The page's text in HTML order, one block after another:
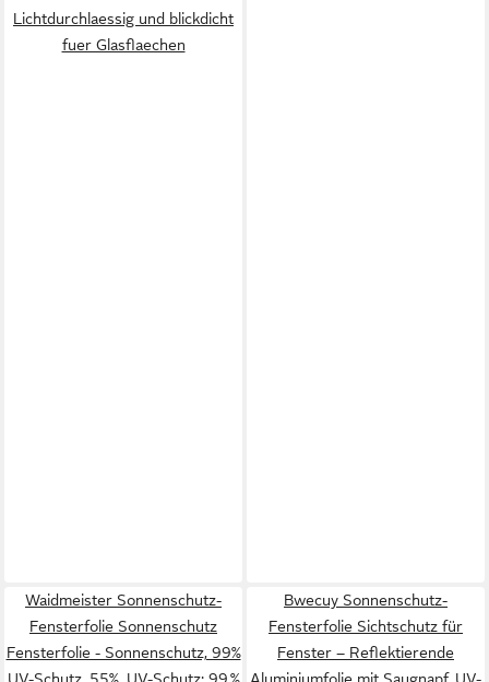
Lichtdurchlaessig und blickdicht
fuer Glasflaechen
Waidmeister Sonnenschutz-
Fensterfolie Sonnenschutz
Fensterfolie - Sonnenschutz, 99%
UV-Schutz, 55%, UV-Schutz: 99 %
Bwecuy Sonnenschutz-
Fensterfolie Sichtschutz für
Fenster – Reflektierende
Aluminiumfolie mit Saugnapf, UV-